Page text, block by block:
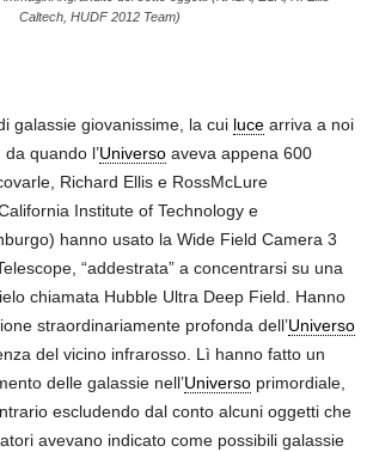
Caltech, HUDF 2012 Team)
galassie giovanissime, la cui luce arriva a noi
quando l’Universo aveva appena 600
Richard Ellis e RossMcLure
Institute of Technology e
hanno usato la Wide Field Camera 3
“addestrata” a concentrarsi su una
chiamata Hubble Ultra Deep Field. Hanno
straordinariamente profonda dell’Universo
del vicino infrarosso. Lì hanno fatto un
delle galassie nell’Universo primordiale,
escludendo dal conto alcuni oggetti che
avevano indicato come possibili galassie